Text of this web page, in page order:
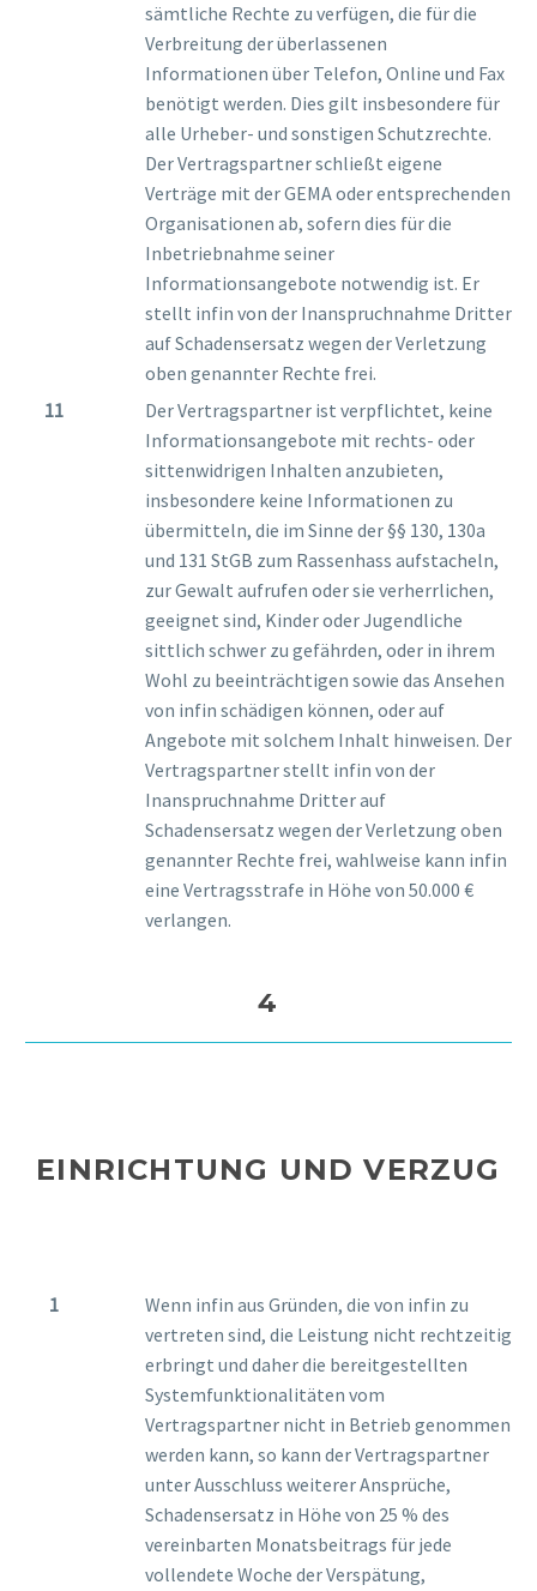
sämtliche Rechte zu verfügen, die für die
Verbreitung der überlassenen
Informationen über Telefon, Online und Fax
benötigt werden. Dies gilt insbesondere für
alle Urheber- und sonstigen Schutzrechte.
Der Vertragspartner schließt eigene
Verträge mit der GEMA oder entsprechenden
Organisationen ab, sofern dies für die
Inbetriebnahme seiner
Informationsangebote notwendig ist. Er
stellt infin von der Inanspruchnahme Dritter
auf Schadensersatz wegen der Verletzung
oben genannter Rechte frei.
Der Vertragspartner ist verpflichtet, keine
Informationsangebote mit rechts- oder
sittenwidrigen Inhalten anzubieten,
insbesondere keine Informationen zu
übermitteln, die im Sinne der §§ 130, 130a
und 131 StGB zum Rassenhass aufstacheln,
zur Gewalt aufrufen oder sie verherrlichen,
geeignet sind, Kinder oder Jugendliche
sittlich schwer zu gefährden, oder in ihrem
Wohl zu beeinträchtigen sowie das Ansehen
von infin schädigen können, oder auf
Angebote mit solchem Inhalt hinweisen. Der
Vertragspartner stellt infin von der
Inanspruchnahme Dritter auf
Schadensersatz wegen der Verletzung oben
genannter Rechte frei, wahlweise kann infin
eine Vertragsstrafe in Höhe von 50.000 €
verlangen.
4
EINRICHTUNG UND VERZUG
Wenn infin aus Gründen, die von infin zu
vertreten sind, die Leistung nicht rechtzeitig
erbringt und daher die bereitgestellten
Systemfunktionalitäten vom
Vertragspartner nicht in Betrieb genommen
werden kann, so kann der Vertragspartner
unter Ausschluss weiterer Ansprüche,
Schadensersatz in Höhe von 25 % des
vereinbarten Monatsbeitrags für jede
vollendete Woche der Verspätung,